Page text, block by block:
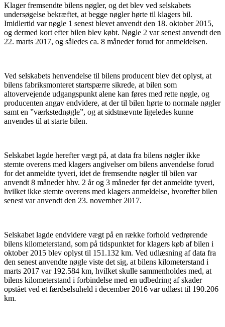
Klager fremsendte bilens nøgler, og det blev ved selskabets
undersøgelse bekræftet, at begge nøgler hørte til klagers bil.
Imidlertid var nøgle 1 senest blevet anvendt den 18. oktober 2015,
og dermed kort efter bilen blev købt. Nøgle 2 var senest anvendt den
22. marts 2017, og således ca. 8 måneder forud for anmeldelsen.
Ved selskabets henvendelse til bilens producent blev det oplyst, at
bilens fabriksmonteret startspærre sikrede, at bilen som
altovervejende udgangspunkt alene kan føres med rette nøgle, og
producenten angav endvidere, at der til bilen hørte to normale nøgler
samt en ”værkstednøgle”, og at sidstnævnte ligeledes kunne
anvendes til at starte bilen.
Selskabet lagde herefter vægt på, at data fra bilens nøgler ikke
stemte overens med klagers angivelser om bilens anvendelse forud
for det anmeldte tyveri, idet de fremsendte nøgler til bilen var
anvendt 8 måneder hhv. 2 år og 3 måneder før det anmeldte tyveri,
hvilket ikke stemte overens med klagers anmeldelse, hvorefter bilen
senest var anvendt den 23. november 2017.
Selskabet lagde endvidere vægt på en række forhold vedrørende
bilens kilometerstand, som på tidspunktet for klagers køb af bilen i
oktober 2015 blev oplyst til 151.132 km. Ved udlæsning af data fra
den senest anvendte nøgle viste det sig, at bilens kilometerstand i
marts 2017 var 192.584 km, hvilket skulle sammenholdes med, at
bilens kilometerstand i forbindelse med en udbedring af skader
opstået ved et færdselsuheld i december 2016 var udlæst til 190.206
km.